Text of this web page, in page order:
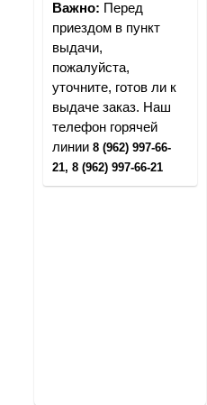
Важно: Перед
приездом в пункт
выдачи,
пожалуйста,
уточните, готов ли к
выдаче заказ. Наш
телефон горячей
линии 8 (962) 997-66-
21, 8 (962) 997-66-21